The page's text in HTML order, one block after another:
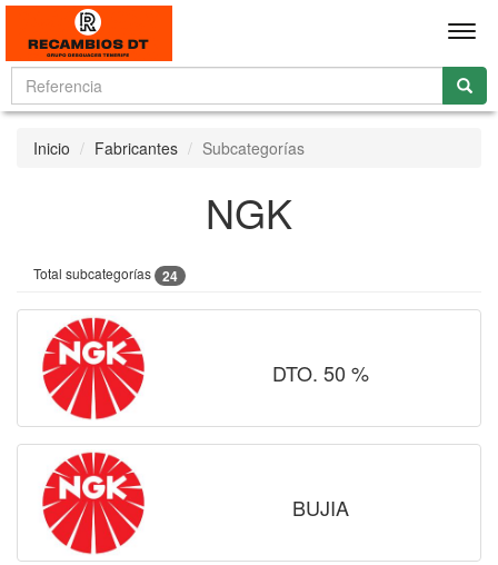
Inicio Fabricantes Subcategorías
NGK
Total subcategorías 24
DTO. 50 %
BUJIA